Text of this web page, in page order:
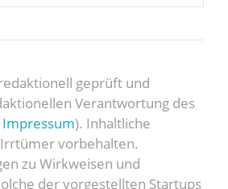
geprüft und
Verantwortung des
Impressum). Inhaltliche
vorbehalten.
zu Wirkweisen und
der vorgestellten Startups